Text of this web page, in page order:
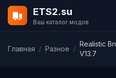
ETS2.su
Ваш каталог модов
Главная / Разное /
Realistic
V13.7